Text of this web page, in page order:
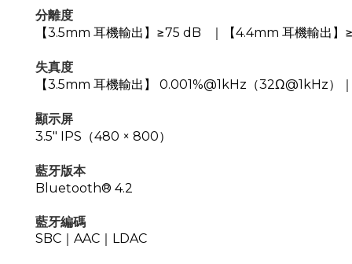
分離度
【3.5mm 耳機輸出】≥75 dB ｜【4.4mm 耳機輸出
失真度
【3.5mm 耳機輸出】 0.001%@1kHz（32Ω@1kHz
顯示屏
3.5" IPS（480 × 800）
藍牙版本
Bluetooth® 4.2
藍牙編碼
SBC ｜ AAC ｜LDAC